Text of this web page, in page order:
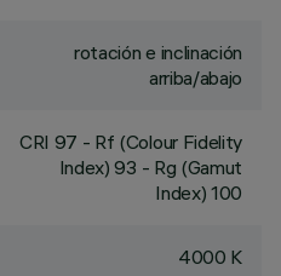
rotación e inclinación
arriba/abajo
CRI 97 - Rf (Colour Fidelity
Index) 93 - Rg (Gamut
Index) 100
4000 K